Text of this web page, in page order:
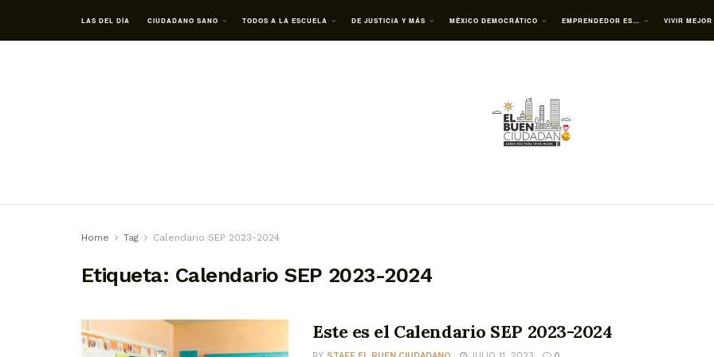
LAS DEL DÍA CIUDADANO SANO TODOS A LA ESCUELA DE JUSTICIA Y MÁS MÉXICO DEMOCRÁTICO EMPRENDEDOR ES… VIVIR MEJOR
Home Tag Calendario SEP 2023-2024
Etiqueta: Calendario SEP 2023-2024
Este es el Calendario SEP 2023-2024